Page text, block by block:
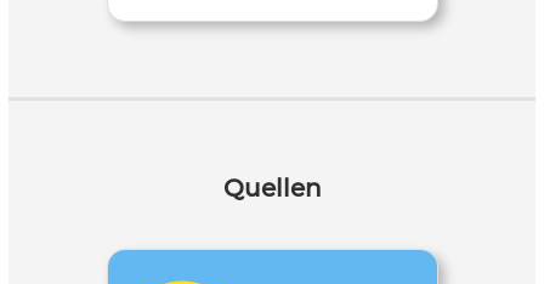
Quellen